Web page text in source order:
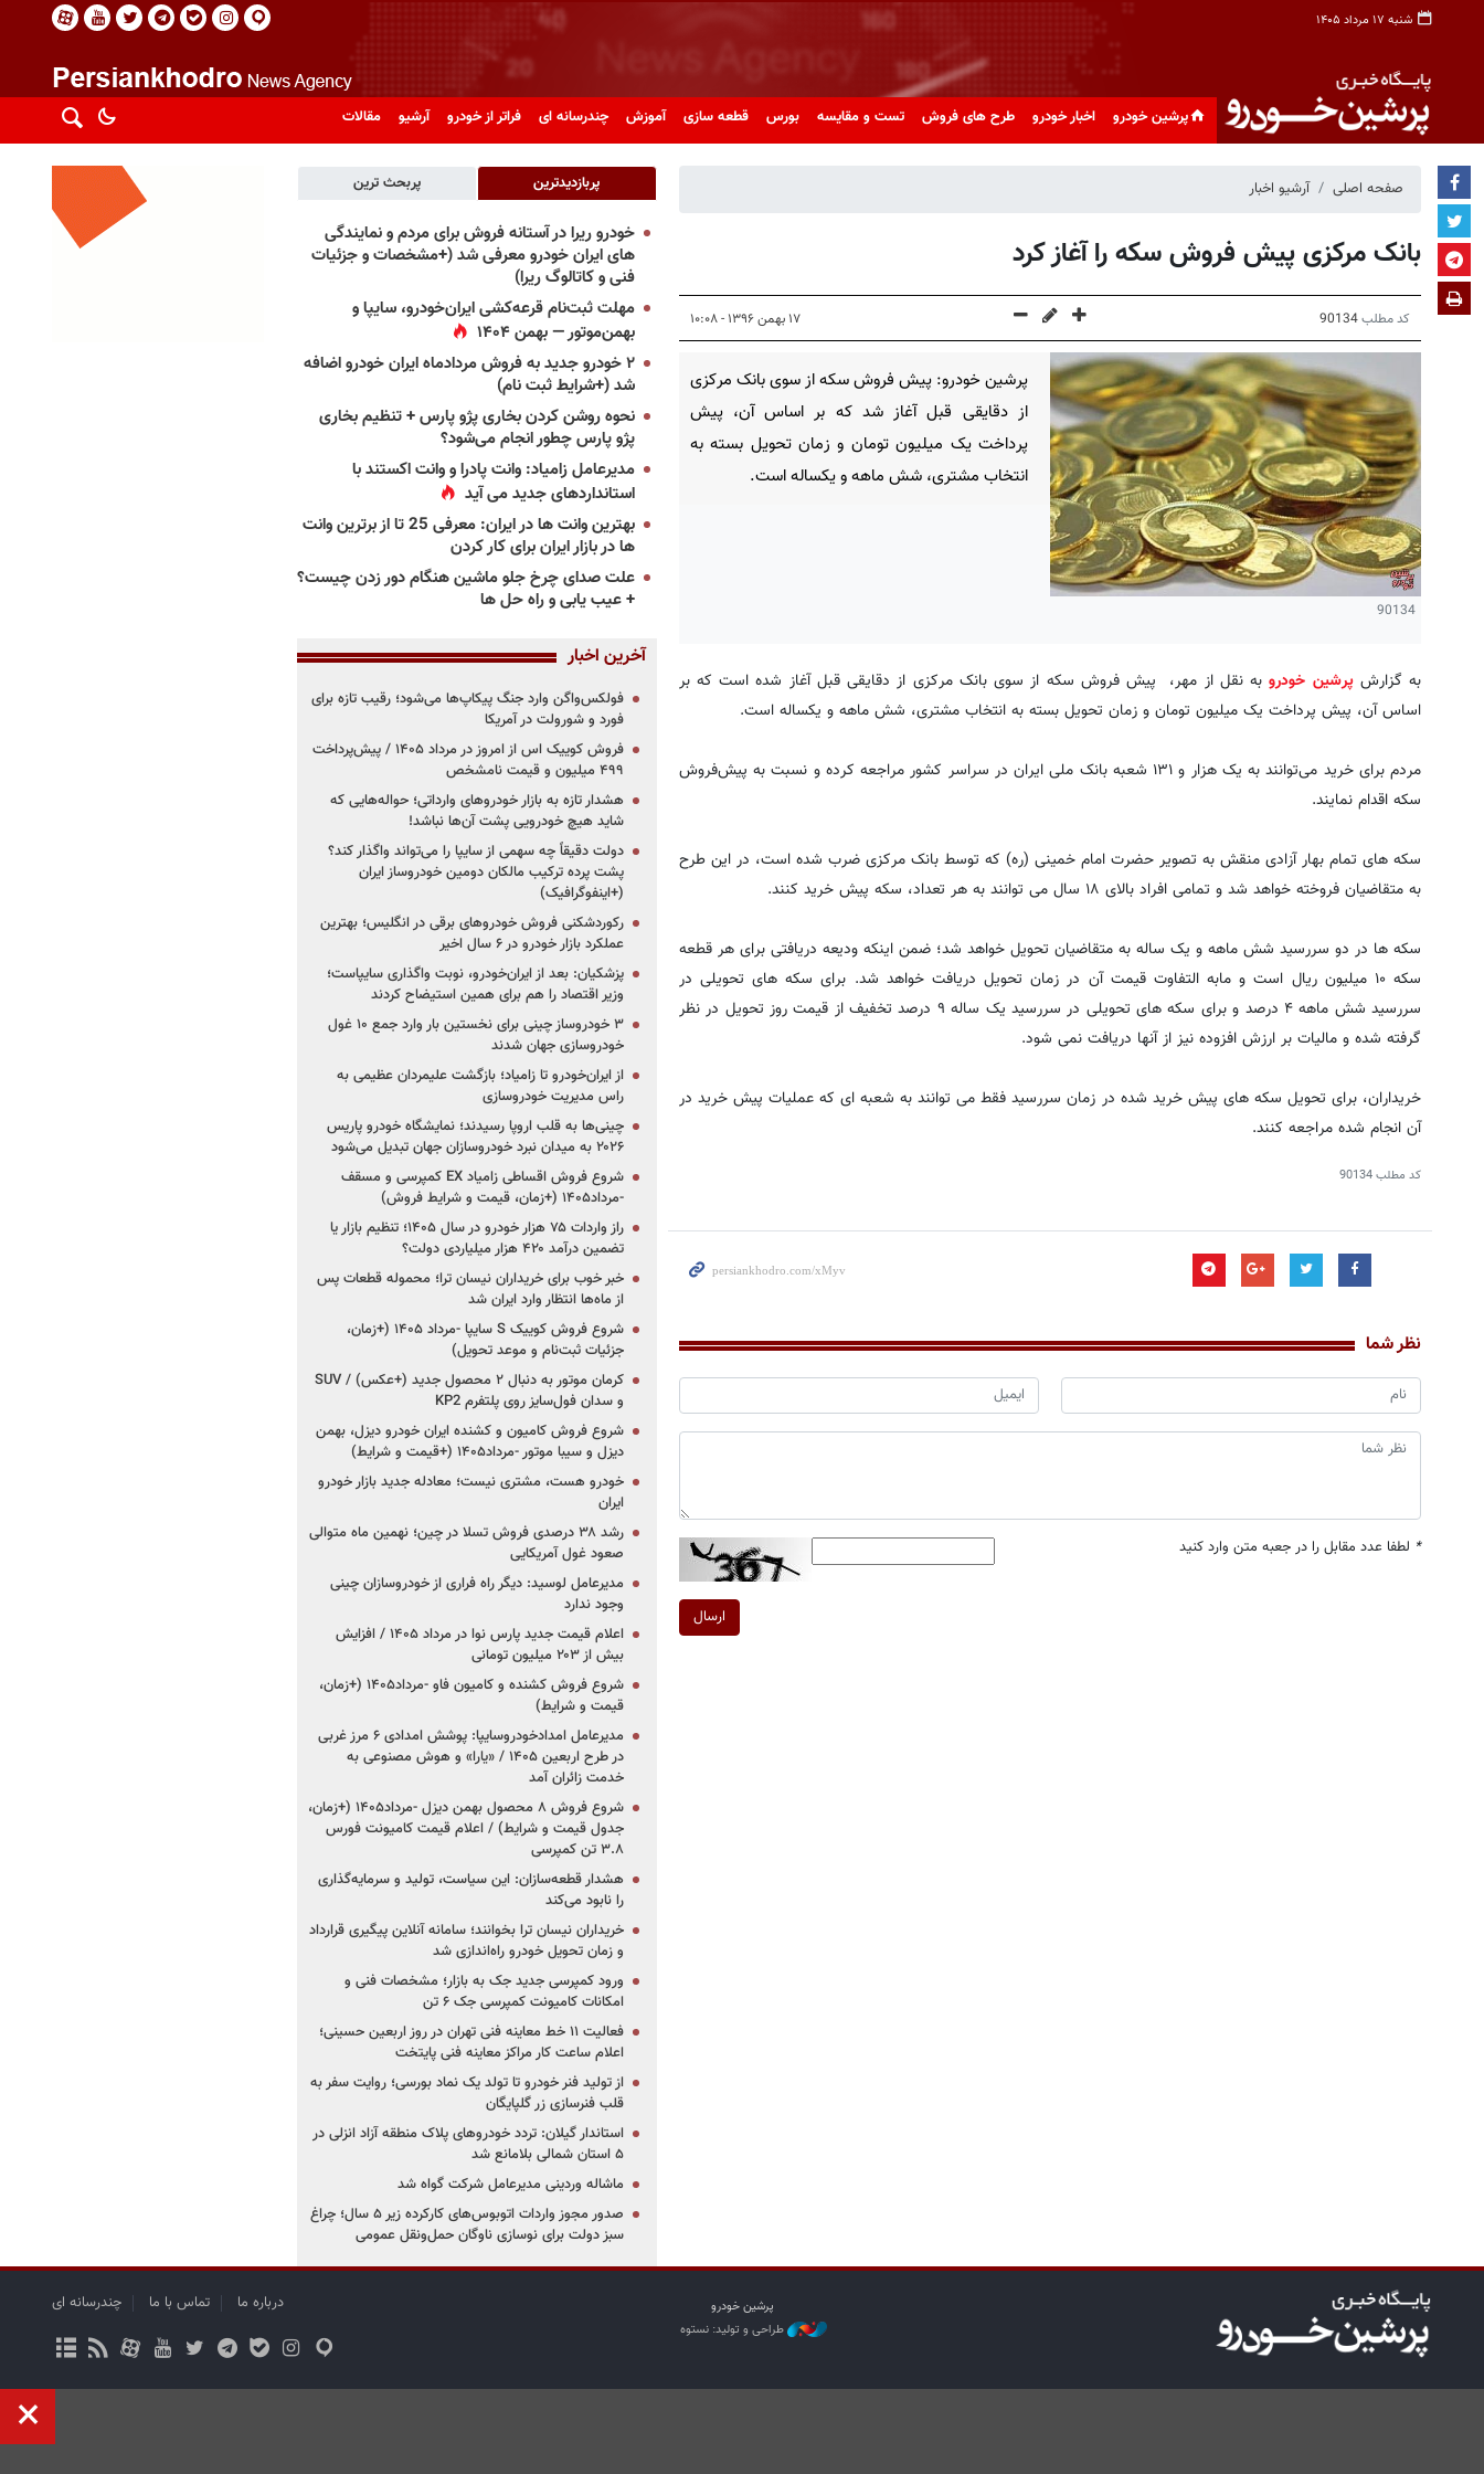
شنبه ۱۷ مرداد ۱۴۰۵
پرشین خودرو اخبار خودرو طرح های فروش تست و مقایسه بورس قطعه سازی آموزش چندرسانه ای فراتر از خودرو آرشیو مقالات
صفحه اصلی آرشیو اخبار
بانک مرکزی پیش فروش سکه را آغاز کرد
کد مطلب90134 ۱۷ بهمن ۱۳۹۶ - ۱۰:۰۸
90134
پرشین خودرو: پیش فروش سکه از سوی بانک مرکزی
از دقایقی قبل آغاز شد که بر اساس آن، پیش
پرداخت یک میلیون تومان و زمان تحویل بسته به
انتخاب مشتری، شش ماهه و یکساله است.
به گزارشپرشین خودروبه نقل از مهر، پیش فروش سکه از سوی بانک مرکزی از دقایقی قبل آغاز شده است که بر
اساس آن، پیش پرداخت یک میلیون تومان و زمان تحویل بسته به انتخاب مشتری، شش ماهه و یکساله است.
مردم برای خرید می‌توانند به یک هزار و ۱۳۱ شعبه بانک ملی ایران در سراسر کشور مراجعه کرده و نسبت به پیش‌فروش
سکه اقدام نمایند.
سکه های تمام بهار آزادی منقش به تصویر حضرت امام خمینی (ره) که توسط بانک مرکزی ضرب شده است، در این طرح
به متقاضیان فروخته خواهد شد و تمامی افراد بالای ۱۸ سال می توانند به هر تعداد، سکه پیش خرید کنند.
سکه ها در دو سررسید شش ماهه و یک ساله به متقاضیان تحویل خواهد شد؛ ضمن اینکه ودیعه دریافتی برای هر قطعه
سکه ۱۰ میلیون ریال است و مابه التفاوت قیمت آن در زمان تحویل دریافت خواهد شد. برای سکه های تحویلی در
سررسید شش ماهه ۴ درصد و برای سکه های تحویلی در سررسید یک ساله ۹ درصد تخفیف از قیمت روز تحویل در نظر
گرفته شده و مالیات بر ارزش افزوده نیز از آنها دریافت نمی شود.
خریداران، برای تحویل سکه های پیش خرید شده در زمان سررسید فقط می توانند به شعبه ای که عملیات پیش خرید در
آن انجام شده مراجعه کنند.
کد مطلب90134
نظر شما
* لطفا عدد مقابل را در جعبه متن وارد کنید
ارسال
پربازدیدترین پربحث ترین
خودرو ریرا در آستانه فروش برای مردم و نمایندگی
های ایران خودرو معرفی شد (+مشخصات و جزئیات
فنی و کاتالوگ ریرا)
مهلت ثبت‌نام قرعه‌کشی ایران‌خودرو، سایپا و
بهمن‌موتور — بهمن ۱۴۰۴
۲ خودرو جدید به فروش مردادماه ایران خودرو اضافه
شد (+شرایط ثبت نام)
نحوه روشن کردن بخاری پژو پارس + تنظیم بخاری
پژو پارس چطور انجام می‌شود؟
مدیرعامل زامیاد: وانت پادرا و وانت اکستند با
استانداردهای جدید می آید
بهترین وانت ها در ایران: معرفی 25 تا از برترین وانت
ها در بازار ایران برای کار کردن
علت صدای چرخ جلو ماشین هنگام دور زدن چیست؟
+ عیب یابی و راه حل ها
آخرین اخبار
فولکس‌واگن وارد جنگ پیکاپ‌ها می‌شود؛ رقیب تازه برای
فورد و شورولت در آمریکا
فروش کوییک اس از امروز در مرداد ۱۴۰۵ / پیش‌پرداخت
۴۹۹ میلیون و قیمت نامشخص
هشدار تازه به بازار خودروهای وارداتی؛ حواله‌هایی که
شاید هیچ خودرویی پشت آن‌ها نباشد!
دولت دقیقاً چه سهمی از سایپا را می‌تواند واگذار کند؟
پشت پرده ترکیب مالکان دومین خودروساز ایران
(+اینفوگرافیک)
رکوردشکنی فروش خودروهای برقی در انگلیس؛ بهترین
عملکرد بازار خودرو در ۶ سال اخیر
پزشکیان: بعد از ایران‌خودرو، نوبت واگذاری سایپاست؛
وزیر اقتصاد را هم برای همین استیضاح کردند
۳ خودروساز چینی برای نخستین بار وارد جمع ۱۰ غول
خودروسازی جهان شدند
از ایران‌خودرو تا زامیاد؛ بازگشت علیمردان عظیمی به
راس مدیریت خودروسازی
چینی‌ها به قلب اروپا رسیدند؛ نمایشگاه خودرو پاریس
۲۰۲۶ به میدان نبرد خودروسازان جهان تبدیل می‌شود
شروع فروش اقساطی زامیاد EX کمپرسی و مسقف
-مرداد۱۴۰۵ (+زمان، قیمت و شرایط فروش)
راز واردات ۷۵ هزار خودرو در سال ۱۴۰۵؛ تنظیم بازار یا
تضمین درآمد ۴۲۰ هزار میلیاردی دولت؟
خبر خوب برای خریداران نیسان ترا؛ محموله قطعات پس
از ماه‌ها انتظار وارد ایران شد
شروع فروش کوییک S سایپا -مرداد ۱۴۰۵ (+زمان،
جزئیات ثبت‌نام و موعد تحویل)
کرمان موتور به دنبال ۲ محصول جدید (+عکس) / SUV
و سدان فول‌سایز روی پلتفرم KP2
شروع فروش کامیون و کشنده ایران خودرو دیزل، بهمن
دیزل و سیبا موتور -مرداد۱۴۰۵ (+قیمت و شرایط)
خودرو هست، مشتری نیست؛ معادله جدید بازار خودرو
ایران
رشد ۳۸ درصدی فروش تسلا در چین؛ نهمین ماه متوالی
صعود غول آمریکایی
مدیرعامل لوسید: دیگر راه فراری از خودروسازان چینی
وجود ندارد
اعلام قیمت جدید پارس نوا در مرداد ۱۴۰۵ / افزایش
بیش از ۲۰۳ میلیون تومانی
شروع فروش کشنده و کامیون فاو -مرداد۱۴۰۵ (+زمان،
قیمت و شرایط)
مدیرعامل امدادخودروسایپا: پوشش امدادی ۶ مرز غربی
در طرح اربعین ۱۴۰۵ / «یارا» و هوش مصنوعی به
خدمت زائران آمد
شروع فروش ۸ محصول بهمن دیزل -مرداد۱۴۰۵ (+زمان،
جدول قیمت و شرایط) / اعلام قیمت کامیونت فورس
۳.۸ تن کمپرسی
هشدار قطعه‌سازان: این سیاست، تولید و سرمایه‌گذاری
را نابود می‌کند
خریداران نیسان ترا بخوانند؛ سامانه آنلاین پیگیری قرارداد
و زمان تحویل خودرو راه‌اندازی شد
ورود کمپرسی جدید جک به بازار؛ مشخصات فنی و
امکانات کامیونت کمپرسی جک ۶ تن
فعالیت ۱۱ خط معاینه فنی تهران در روز اربعین حسینی؛
اعلام ساعت کار مراکز معاینه فنی پایتخت
از تولید فنر خودرو تا تولد یک نماد بورسی؛ روایت سفر به
قلب فنرسازی زر گلپایگان
استاندار گیلان: تردد خودروهای پلاک منطقه آزاد انزلی در
۵ استان شمالی بلامانع شد
ماشاله وردینی مدیرعامل شرکت گواه شد
صدور مجوز واردات اتوبوس‌های کارکرده زیر ۵ سال؛ چراغ
سبز دولت برای نوسازی ناوگان حمل‌ونقل عمومی
پرشین خودرو
طراحی و تولید: نستوه
درباره ما تماس با ما چندرسانه ای